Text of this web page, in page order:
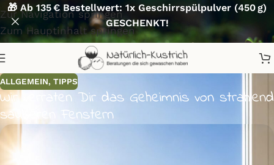
Zur Navigation springen
Zum Hauptinhalt springen
🎁 Ab 135 € Bestellwert: 1x Geschirrspülpulver (450 g)
GESCHENKT!
ALLGEMEIN, TIPPS
Wir verraten Dir das Geheimnis von strahlend
sauberen Fenstern